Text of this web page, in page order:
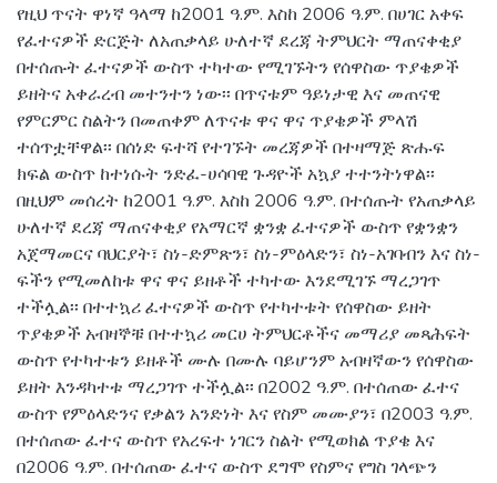
የዚህ ጥናት ዋነኛ ዓላማ ከ2001 ዓ.ም. እስከ 2006 ዓ.ም. በሀገር አቀፍ
የፈተናዎች ድርጅት ለአጠቃላይ ሁለተኛ ደረጃ ትምህርት ማጠናቀቂያ
በተሰጡት ፈተናዎች ውስጥ ተካተው የሚገኙትን የሰዋስው ጥያቄዎች
ይዘትና አቀራረብ መተንተን ነው፡፡ በጥናቱም ዓይነታዊ እና መጠናዊ
የምርምር ስልትን በመጠቀም ለጥናቱ ዋና ዋና ጥያቄዎች ምላሽ
ተሰጥቷቸዋል፡፡ በሰነድ ፍተሻ የተገኙት መረጃዎች በተዛማጅ ጽሑፍ
ክፍል ውስጥ ከተነሱት ንድፈ-ሀሳባዊ ጉዳዮች አኳያ ተተንትነዋል፡፡
በዚህም መሰረት ከ2001 ዓ.ም. እስከ 2006 ዓ.ም. በተሰጡት የአጠቃላይ
ሁለተኛ ደረጃ ማጠናቀቂያ የአማርኛ ቋንቋ ፈተናዎች ውስጥ የቋንቋን
አጀማመርና ባህርያት፣ ስነ-ድምጽን፣ ስነ-ምዕላድን፣ ስነ-አገባብን እና ስነ-
ፍችን የሚመለከቱ ዋና ዋና ይዘቶች ተካተው እንደሚገኙ ማረጋገጥ
ተችሏል፡፡ በተተኳሪ ፈተናዎች ውስጥ የተካተቱት የሰዋስው ይዘት
ጥያቄዎች አብዛኞቹ በተተኳሪ መርሀ ትምህርቶችና መማሪያ መጻሕፍት
ውስጥ የተካተቱን ይዘቶች ሙሉ በሙሉ ባይሆንም አብዛኛውን የሰዋስው
ይዘት እንዳካተቱ ማረጋገጥ ተችሏል፡፡ በ2002 ዓ.ም. በተሰጠው ፈተና
ውስጥ የምዕላድንና የቃልን አንድነት እና የስም መሙያን፣ በ2003 ዓ.ም.
በተሰጠው ፈተና ውስጥ የአረፍተ ነገርን ስልት የሚወክል ጥያቄ እና
በ2006 ዓ.ም. በተሰጠው ፈተና ውስጥ ደግሞ የስምና የግስ ገላጭን